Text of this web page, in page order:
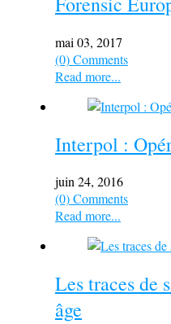
mai 03, 2017
(0) Comments
Read more...
Interpol :
juin 24, 2016
(0) Comments
Read more...
Les traces de
âge